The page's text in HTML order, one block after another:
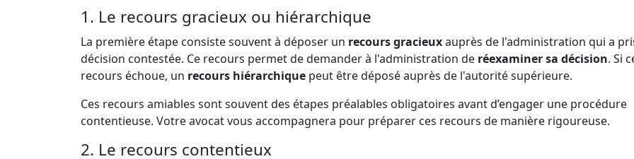
1. Le recours gracieux ou hiérarchique
La première étape consiste souvent à déposer un recours gracieuxauprès de l'administration qui a
décision contestée. Ce recours permet de demander à l'administration de réexaminer sa décision. Si
recours échoue, un recours hiérarchique peut être déposé auprès de l'autorité supérieure.
Ces recours amiables sont souvent des étapes préalables obligatoires avant d’engager une procédure
contentieuse. Votre avocat vous accompagnera pour préparer ces recours de manière rigoureuse.
2. Le recours contentieux